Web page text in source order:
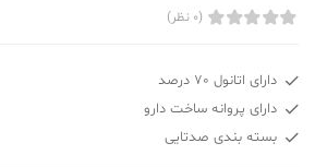
(0 نظر)
دارای اتانول 70 درصد
دارای پروانه ساخت دارو
بسته بندی صدتایی